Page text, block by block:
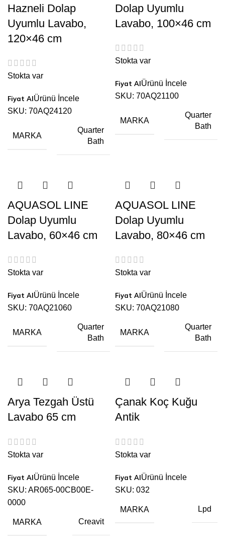
Hazneli Dolap
Uyumlu Lavabo,
120×46 cm
Stokta var
Ürünü İncele
SKU: 70AQ24120
MARKA
Quarter
Bath
Dolap Uyumlu
Lavabo, 100×46 cm
Stokta var
Ürünü İncele
SKU: 70AQ21100
MARKA
Quarter
Bath
AQUASOL LINE
Dolap Uyumlu
Lavabo, 60×46 cm
Stokta var
Ürünü İncele
SKU: 70AQ21060
MARKA
Quarter
Bath
AQUASOL LINE
Dolap Uyumlu
Lavabo, 80×46 cm
Stokta var
Ürünü İncele
SKU: 70AQ21080
MARKA
Quarter
Bath
Arya Tezgah Üstü
Lavabo 65 cm
Stokta var
Ürünü İncele
SKU: AR065-00CB00E-
0000
MARKA Creavit
Çanak Koç Kuğu
Antik
Stokta var
Ürünü İncele
SKU: 032
MARKA Lpd